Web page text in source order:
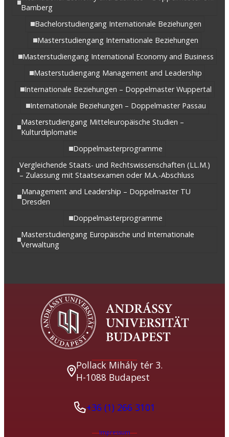
Bamberg
Bachelorstudiengang Internationale Beziehungen
Masterstudiengang Internationale Beziehungen
Masterstudiengang International Economy and Business
Masterstudiengang Management and Leadership
Internationale Beziehungen – Doppelmaster Wuppertal
Internationale Beziehungen – Doppelmaster Passau
Masterstudiengang Mitteleuropäische Studien –
Kulturdiplomatie
Doppelmasterprogramme
Vergleichende Staats- und Rechtswissenschaften (LL.M.)
– Zulassung mit Staatsexamen oder M.A.-Abschluss
Management and Leadership – Doppelmaster TU
Dresden
Doppelmasterprogramme
Masterstudiengang Europäische und Internationale
Verwaltung
Pollack Mihály tér 3.
H-1088 Budapest
+36 (1) 266 3101
Impressum